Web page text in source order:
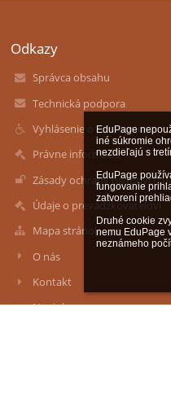
EduPage
iné súkromie
nezdieľajú s
EduPage
fungovanie
zatvorení
Druhé cookie
nemu EduPage
neznámeho
Odkazy
Správca obsahu
Technická podpora
Vyhlásenie o prístupnosti
Právne informácie
Zásady ochrany osobných
Údaje o prevádzkovateľovi
Mapa stránok
O nás
Kontakt
Novinky